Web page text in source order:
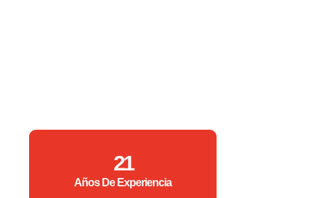
21
Años De Experiencia